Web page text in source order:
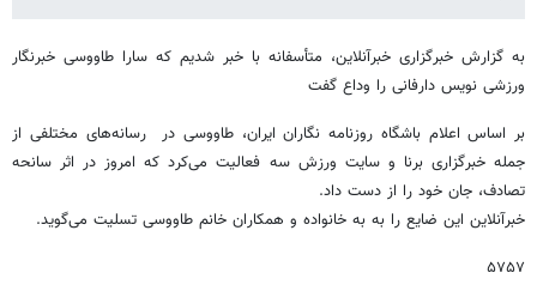
به گزارش خبرگزاری خبرآنلاین، متأسفانه با خبر شدیم که سارا طاووسی خبرنگار
ورزشی نویس دارفانی را وداع گفت
بر اساس اعلام باشگاه روزنامه نگاران ایران، طاووسی در رسانه‌های مختلفی از
جمله خبرگزاری برنا و سایت ورزش سه فعالیت می‌کرد که امروز در اثر سانحه
تصادف، جان خود را از دست داد.
خبرآنلاین این ضایع را به به خانواده و همکاران خانم طاووسی تسلیت می‌گوید.
۵۷۵۷